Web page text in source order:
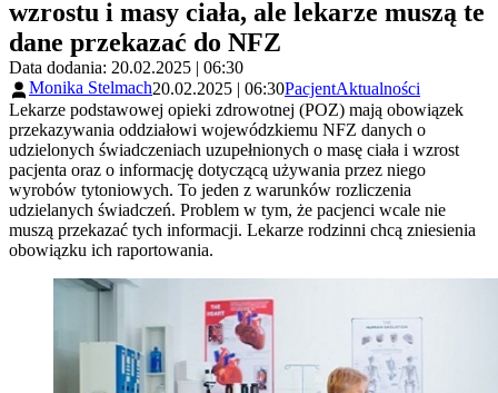
wzrostu i masy ciała, ale lekarze muszą te
dane przekazać do NFZ
Data dodania: 20.02.2025 | 06:30
Monika Stelmach20.02.2025 | 06:30PacjentAktualności
Lekarze podstawowej opieki zdrowotnej (POZ) mają obowiązek
przekazywania oddziałowi wojewódzkiemu NFZ danych o
udzielonych świadczeniach uzupełnionych o masę ciała i wzrost
pacjenta oraz o informację dotyczącą używania przez niego
wyrobów tytoniowych. To jeden z warunków rozliczenia
udzielanych świadczeń. Problem w tym, że pacjenci wcale nie
muszą przekazać tych informacji. Lekarze rodzinni chcą zniesienia
obowiązku ich raportowania.